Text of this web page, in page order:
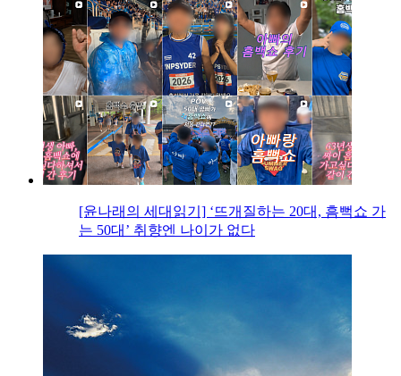
[윤나래의 세대읽기] ‘뜨개질하는 20대, 흠뻑쇼 가
는 50대’ 취향엔 나이가 없다